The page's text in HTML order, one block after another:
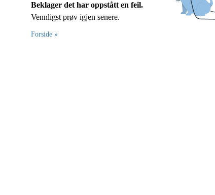
Beklager det har oppstått en feil.
Vennligst prøv igjen senere.
Forside »